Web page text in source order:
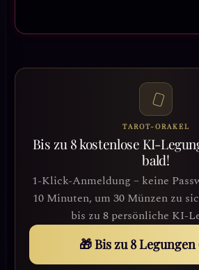
TAROT-ORAKEL
Bis zu 8 kostenlose KI-
bald!
1-Klick-Anmeldung – keine
10 Minuten, um 30 Münzen zu
bis zu 8 persönliche KI-
🎁 Bis zu 8 Legungen